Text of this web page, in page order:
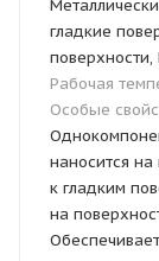
гладкие
Рабочая
Особые
наносится
к гладким
на